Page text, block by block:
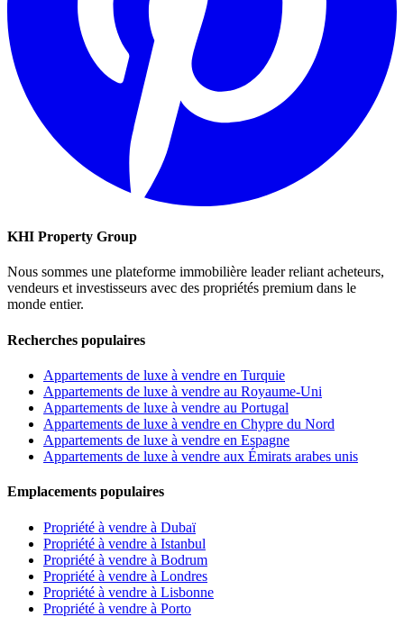
KHI Property Group
Nous sommes une plateforme immobilière leader reliant acheteurs,
vendeurs et investisseurs avec des propriétés premium dans le
monde entier.
Recherches populaires
Appartements de luxe à vendre en Turquie
Appartements de luxe à vendre au Royaume-Uni
Appartements de luxe à vendre au Portugal
Appartements de luxe à vendre en Chypre du Nord
Appartements de luxe à vendre en Espagne
Appartements de luxe à vendre aux Émirats arabes unis
Emplacements populaires
Propriété à vendre à Dubaï
Propriété à vendre à Istanbul
Propriété à vendre à Bodrum
Propriété à vendre à Londres
Propriété à vendre à Lisbonne
Propriété à vendre à Porto